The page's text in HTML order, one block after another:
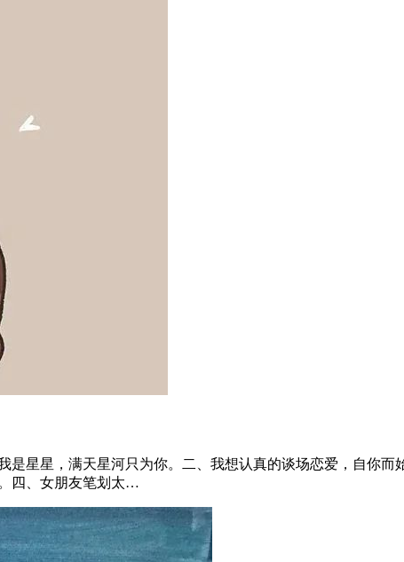
星星，满天星河只为你。二、我想认真的谈场恋爱，自你
四、女朋友笔划太…